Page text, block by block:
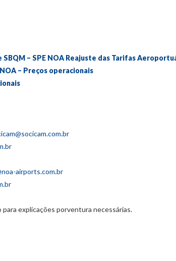
SBQM – SPE NOA Reajuste das Tarifas
– Preços operacionais
airports.com.br
para explicações porventura necessárias.